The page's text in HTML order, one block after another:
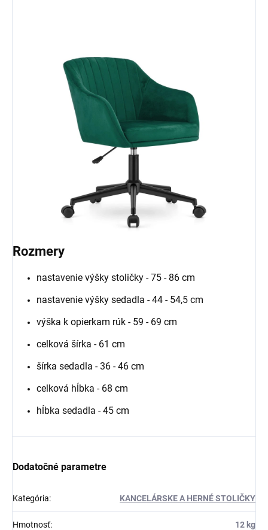
Rozmery
nastavenie výšky stoličky - 75 - 86 cm
nastavenie výšky sedadla - 44 - 54,5 cm
výška k opierkam rúk - 59 - 69 cm
celková šírka - 61 cm
šírka sedadla - 36 - 46 cm
celková hĺbka - 68 cm
hĺbka sedadla - 45 cm
Dodatočné parametre
Kategória: KANCELÁRSKE A HERNÉ STOLIČKY
Hmotnosť: 12 kg